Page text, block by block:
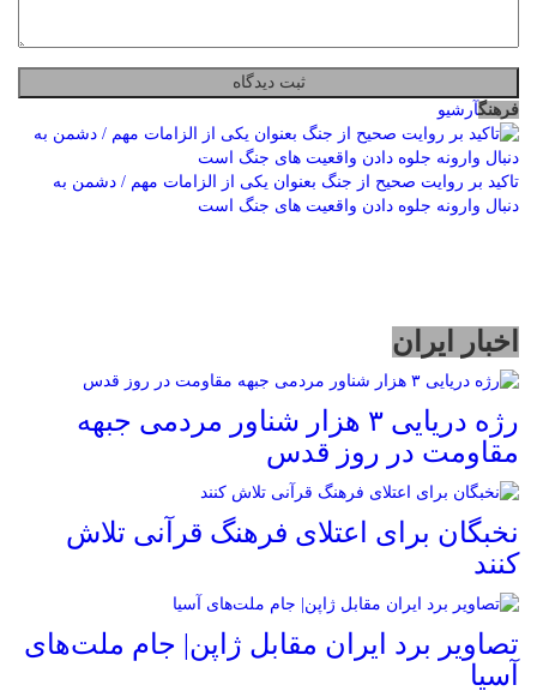
فرهنگآرشیو
تاکید بر روایت صحیح از جنگ بعنوان یکی از الزامات مهم / دشمن به
دنبال وارونه جلوه دادن واقعیت های جنگ است
اخبار ایران
رژه دریایی ۳ هزار شناور مردمی جبهه
مقاومت در روز قدس
نخبگان برای اعتلای فرهنگ قرآنی تلاش
کنند
تصاویر برد ایران مقابل ژاپن| جام ملت‌های
آسیا